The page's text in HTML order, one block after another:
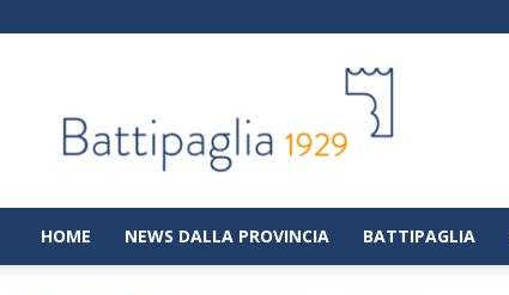
|
Notizie
dalla
città
di
HOME NEWS DALLA PROVINCIA BATTIPAGLIA